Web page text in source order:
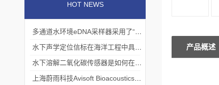
产品概述
HOT NEWS